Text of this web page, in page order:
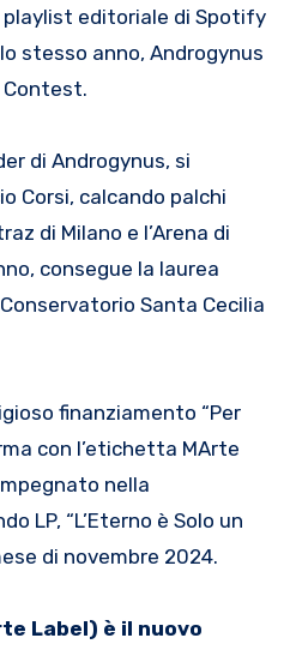
editoriale di Spotify
stesso anno, Androgynus
Contest.
di Androgynus, si
Corsi, calcando palchi
di Milano e l’Arena di
consegue la laurea
Santa Cecilia
finanziamento “Per
con l’etichetta MArte
nella
LP, “L’Eterno è Solo un
di novembre 2024.
Label) è il nuovo